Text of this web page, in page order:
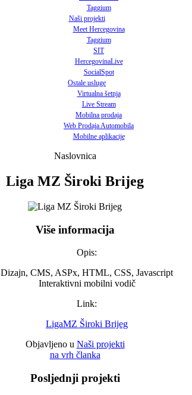
Taggium
Naši projekti
Meet Hercegovina
Taggium
SIT
HercegovinaLive
SocialSpot
Ostale usluge
Virtualna šetnja
Live Stream
Mobilna prodaja
Web Prodaja Automobila
Mobilne aplikacije
Naslovnica
Liga MZ Široki Brijeg
Više informacija
Opis:
Dizajn, CMS, ASPx, HTML, CSS, Javascript
Interaktivni mobilni vodič
Link:
LigaMZ Široki Brijeg
Objavljeno u Naši projekti
na vrh članka
Posljednji projekti